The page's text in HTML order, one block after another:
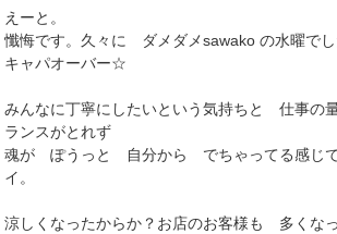
えーと。
懺悔です。久々に ダメダメsawako の水曜でし
キャパオーバー☆
みんなに丁寧にしたいという気持ちと 仕事の
ランスがとれず
魂が ぽうっと 自分から でちゃってる感じで
イ。
涼しくなったからか？お店のお客様も 多く